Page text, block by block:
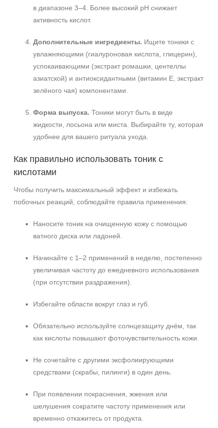
в диапазоне 3–4. Более высокий pH снижает
активность кислот.
Дополнительные ингредиенты. Ищите тоники с
увлажняющими (гиалуроновая кислота, глицерин),
успокаивающими (экстракт ромашки, центеллы
азиатской) и антиоксидантными (витамин E, экстракт
зелёного чая) компонентами.
Форма выпуска. Тоники могут быть в виде
жидкости, лосьона или миста. Выбирайте ту, которая
удобнее для вашего ритуала ухода.
Как правильно использовать тоник с
кислотами
Чтобы получить максимальный эффект и избежать
побочных реакций, соблюдайте правила применения:
Наносите тоник на очищенную кожу с помощью
ватного диска или ладоней.
Начинайте с 1–2 применений в неделю, постепенно
увеличивая частоту до ежедневного использования
(при отсутствии раздражения).
Избегайте области вокруг глаз и губ.
Обязательно используйте солнцезащиту днём, так
как кислоты повышают фоточувствительность кожи.
Не сочетайте с другими эксфолиирующими
средствами (скрабы, пилинги) в один день.
При появлении покраснения, жжения или
шелушения сократите частоту применения или
временно откажитесь от продукта.